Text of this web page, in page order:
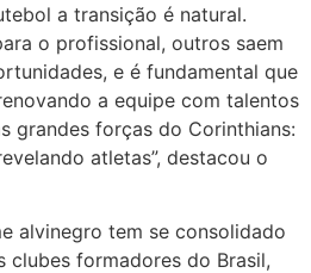
a transição é natural.
o profissional, outros saem
e é fundamental que
a equipe com talentos
grandes forças do Corinthians:
atletas”, destacou o
alvinegro tem se consolidado
clubes formadores do Brasil,